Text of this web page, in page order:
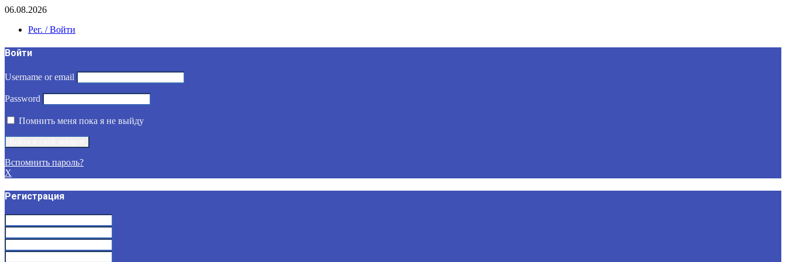
06.08.2026
Рег. / Войти
Войти
Username or email
Password
Помнить меня пока я не выйду
Вспомнить пароль?
X
Регистрация